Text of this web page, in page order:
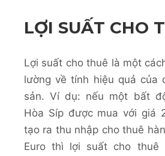
LỢI SUẤT CHO
Lợi suất cho thuê là một
lường về tính hiệu quả của
sản. Ví dụ: nếu một bất
Hòa Síp được mua với giá
tạo ra thu nhập cho thuê
Euro thì lợi suất cho thuê